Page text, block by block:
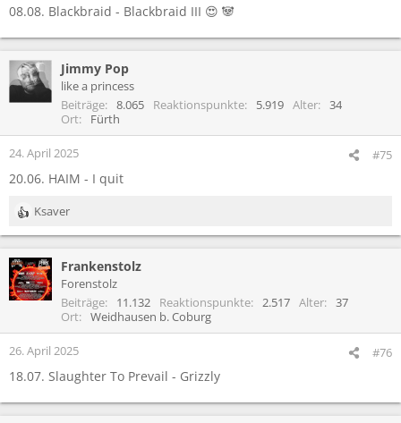
n
08.08. Blackbraid - Blackbraid III 😍 🐼
Jimmy Pop
like a princess
Beiträge
8.065 Reaktionspunkte 5.919 Alter
34
Ort
Fürth
24. April 2025 #75
20.06. HAIM - I quit
R
e
k
t
i
n
e
:
Ksaver
Frankenstolz
Forenstolz
Beiträge
11.132 Reaktionspunkte 2.517 Alter
37
Ort
Weidhausen b. Coburg
26. April 2025 #76
18.07. Slaughter To Prevail - Grizzly